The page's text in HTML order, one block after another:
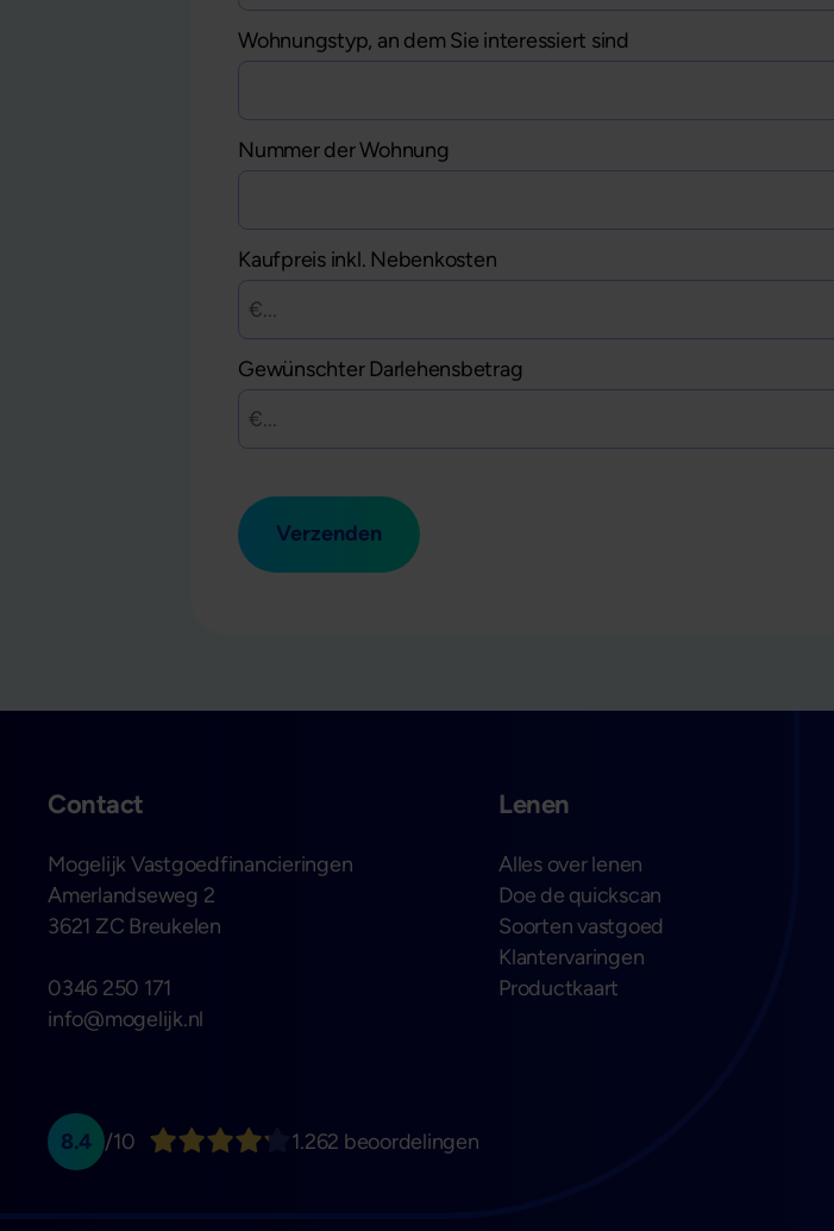
Wohnungstyp, an dem Sie interessiert sind
Nummer der Wohnung
Kaufpreis inkl. Nebenkosten
Gewünschter Darlehensbetrag
Verzenden
Contact
Mogelijk Vastgoedfinancieringen
Amerlandseweg 2
3621 ZC Breukelen
0346 250 171
info@mogelijk.nl
Lenen
Alles over lenen
Doe de quickscan
Soorten vastgoed
Klantervaringen
Productkaart
8.4 /10 1.262 beoordelingen